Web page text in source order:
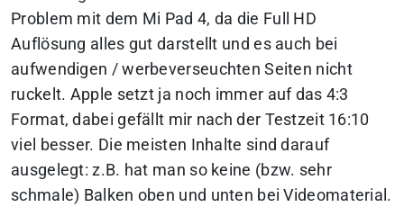
Problem mit dem Mi Pad 4, da die Full HD
Auflösung alles gut darstellt und es auch bei
aufwendigen / werbeverseuchten Seiten nicht
ruckelt. Apple setzt ja noch immer auf das 4:3
Format, dabei gefällt mir nach der Testzeit 16:10
viel besser. Die meisten Inhalte sind darauf
ausgelegt: z.B. hat man so keine (bzw. sehr
schmale) Balken oben und unten bei Videomaterial.